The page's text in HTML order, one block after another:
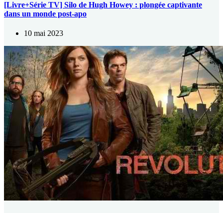
[Livre+Série TV] Silo de Hugh Howey : plongée captivante
dans un monde post-apo
10 mai 2023